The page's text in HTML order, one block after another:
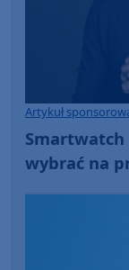
Artykuł
Smartwatch
wybrać na